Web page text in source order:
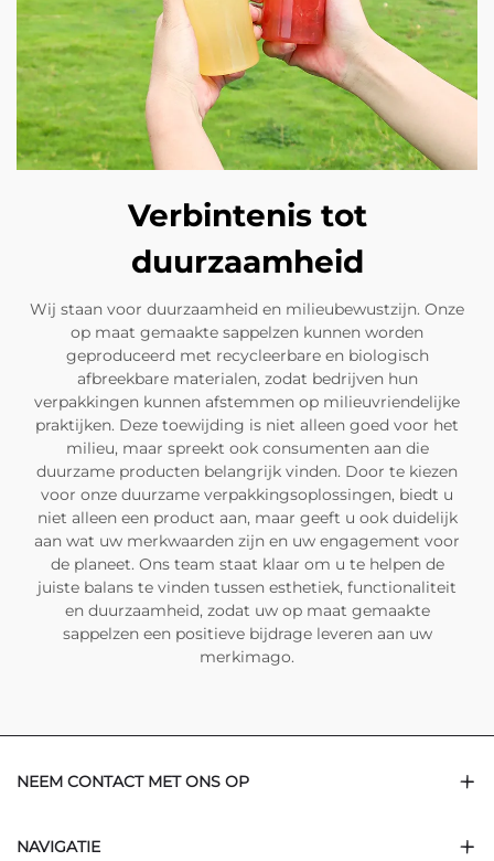
Verbintenis tot
duurzaamheid
Wij staan voor duurzaamheid en milieubewustzijn. Onze
op maat gemaakte sappelzen kunnen worden
geproduceerd met recycleerbare en biologisch
afbreekbare materialen, zodat bedrijven hun
verpakkingen kunnen afstemmen op milieuvriendelijke
praktijken. Deze toewijding is niet alleen goed voor het
milieu, maar spreekt ook consumenten aan die
duurzame producten belangrijk vinden. Door te kiezen
voor onze duurzame verpakkingsoplossingen, biedt u
niet alleen een product aan, maar geeft u ook duidelijk
aan wat uw merkwaarden zijn en uw engagement voor
de planeet. Ons team staat klaar om u te helpen de
juiste balans te vinden tussen esthetiek, functionaliteit
en duurzaamheid, zodat uw op maat gemaakte
sappelzen een positieve bijdrage leveren aan uw
merkimago.
NEEM CONTACT MET ONS OP
NAVIGATIE